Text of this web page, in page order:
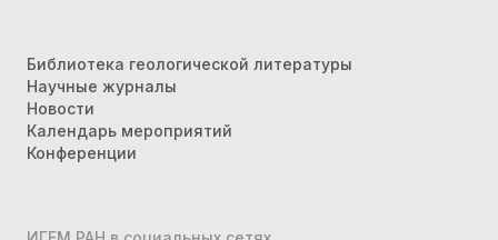
Библиотека геологической литературы
Научные журналы
Новости
Календарь мероприятий
Конференции